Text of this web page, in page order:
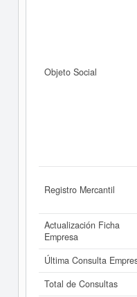
acceder
FIT GIMNASIOS
resultados de sus
balances y
La última
Objeto Social
Registro Mercantil
Actualización Ficha
Empresa
Última Consulta
Total de Consultas